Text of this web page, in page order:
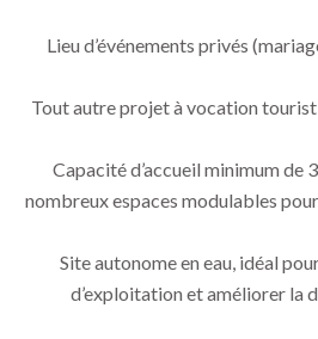
Lieu d’événements privés
Tout autre projet à vocation
Capacité d’accueil minimum de
nombreux espaces modulables
Site autonome en eau, idéal
d’exploitation et améliorer la